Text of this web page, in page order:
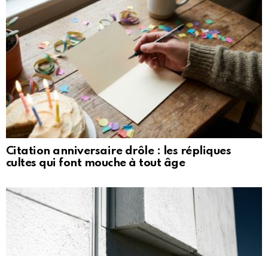
Citation anniversaire drôle : les répliques
cultes qui font mouche à tout âge